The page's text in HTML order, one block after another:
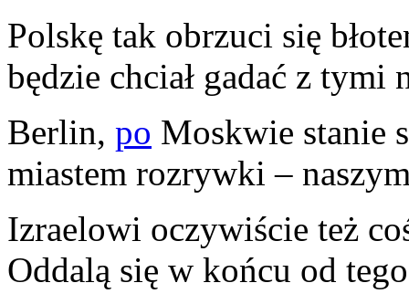
Polskę tak obrzuci się
będzie chciał gadać z
Berlin, po Moskwie stanie
miastem rozrywki –
Izraelowi oczywiście też
Oddalą się w końcu od